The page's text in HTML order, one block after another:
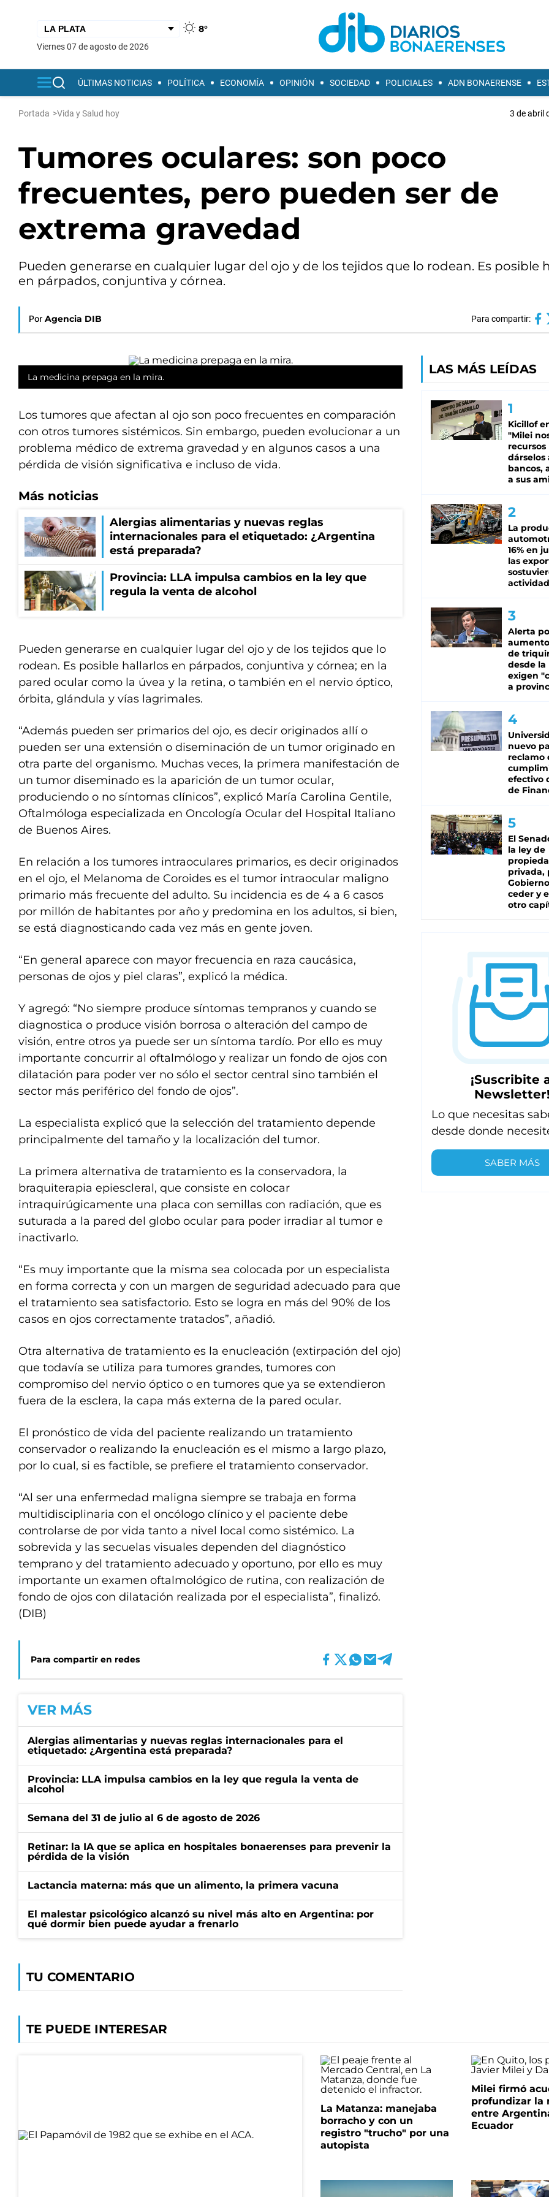
8°
viernes 07 de agosto de 2026
ÚLTIMAS NOTICIAS POLÍTICA ECONOMÍA OPINIÓN SOCIEDAD POLICIALES ADN BONAERENSE
Portada >Vida y Salud hoy 3 de abril
Tumores oculares: son poco
frecuentes, pero pueden ser de
extrema gravedad
Pueden generarse en cualquier lugar del ojo y de los tejidos que lo rodean. Es posible
en párpados, conjuntiva y córnea.
Por Agencia DIB Para compartir:
La medicina prepaga en la mira.
Los tumores que afectan al ojo son poco frecuentes en comparación
con otros tumores sistémicos. Sin embargo, pueden evolucionar a un
problema médico de extrema gravedad y en algunos casos a una
pérdida de visión significativa e incluso de vida.
Más noticias
Alergias alimentarias y nuevas reglas
internacionales para el etiquetado: ¿Argentina
está preparada?
Provincia: LLA impulsa cambios en la ley que
regula la venta de alcohol
Pueden generarse en cualquier lugar del ojo y de los tejidos que lo
rodean. Es posible hallarlos en párpados, conjuntiva y córnea; en la
pared ocular como la úvea y la retina, o también en el nervio óptico,
órbita, glándula y vías lagrimales.
“Además pueden ser primarios del ojo, es decir originados allí o
pueden ser una extensión o diseminación de un tumor originado en
otra parte del organismo. Muchas veces, la primera manifestación de
un tumor diseminado es la aparición de un tumor ocular,
produciendo o no síntomas clínicos”, explicó María Carolina Gentile,
Oftalmóloga especializada en Oncología Ocular del Hospital Italiano
de Buenos Aires.
En relación a los tumores intraoculares primarios, es decir originados
en el ojo, el Melanoma de Coroides es el tumor intraocular maligno
primario más frecuente del adulto. Su incidencia es de 4 a 6 casos
por millón de habitantes por año y predomina en los adultos, si bien,
se está diagnosticando cada vez más en gente joven.
“En general aparece con mayor frecuencia en raza caucásica,
personas de ojos y piel claras”, explicó la médica.
Y agregó: “No siempre produce síntomas tempranos y cuando se
diagnostica o produce visión borrosa o alteración del campo de
visión, entre otros ya puede ser un síntoma tardío. Por ello es muy
importante concurrir al oftalmólogo y realizar un fondo de ojos con
dilatación para poder ver no sólo el sector central sino también el
sector más periférico del fondo de ojos”.
La especialista explicó que la selección del tratamiento depende
principalmente del tamaño y la localización del tumor.
La primera alternativa de tratamiento es la conservadora, la
braquiterapia epiescleral, que consiste en colocar
intraquirúgicamente una placa con semillas con radiación, que es
suturada a la pared del globo ocular para poder irradiar al tumor e
inactivarlo.
“Es muy importante que la misma sea colocada por un especialista
en forma correcta y con un margen de seguridad adecuado para que
el tratamiento sea satisfactorio. Esto se logra en más del 90% de los
casos en ojos correctamente tratados”, añadió.
Otra alternativa de tratamiento es la enucleación (extirpación del ojo)
que todavía se utiliza para tumores grandes, tumores con
compromiso del nervio óptico o en tumores que ya se extendieron
fuera de la esclera, la capa más externa de la pared ocular.
El pronóstico de vida del paciente realizando un tratamiento
conservador o realizando la enucleación es el mismo a largo plazo,
por lo cual, si es factible, se prefiere el tratamiento conservador.
“Al ser una enfermedad maligna siempre se trabaja en forma
multidisciplinaria con el oncólogo clínico y el paciente debe
controlarse de por vida tanto a nivel local como sistémico. La
sobrevida y las secuelas visuales dependen del diagnóstico
temprano y del tratamiento adecuado y oportuno, por ello es muy
importante un examen oftalmológico de rutina, con realización de
fondo de ojos con dilatación realizada por el especialista”, finalizó.
(DIB)
Para compartir en redes
VER MÁS
Alergias alimentarias y nuevas reglas internacionales para el
etiquetado: ¿Argentina está preparada?
Provincia: LLA impulsa cambios en la ley que regula la venta de
alcohol
Semana del 31 de julio al 6 de agosto de 2026
Retinar: la IA que se aplica en hospitales bonaerenses para prevenir la
pérdida de la visión
Lactancia materna: más que un alimento, la primera vacuna
El malestar psicológico alcanzó su nivel más alto en Argentina: por
qué dormir bien puede ayudar a frenarlo
TU COMENTARIO
LAS MÁS LEÍDAS
Kicillof
"Milei
recursos
dárselos
bancos,
a sus
La
16% en
las
actividad
Alerta
de
desde la
exigen
a
nuevo
reclamo
efectivo
de
El
la ley de
privada,
ceder y
otro
¡Suscribite
Newsletter!
Lo que necesitas
desde donde
SABER MÁS
TE PUEDE INTERESAR
La Matanza: manejaba
borracho y con un
registro "trucho" por una
autopista
Milei firmó
profundizar la
entre
Ecuador